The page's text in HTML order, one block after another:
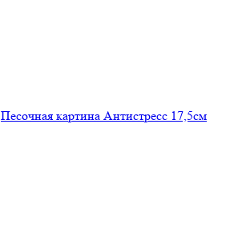
Песочная картина Антистресс 17,5см